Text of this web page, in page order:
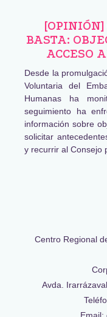
BASTA:
ACCESO
Desde la
Voluntaria del
Humanas ha
seguimiento ha
información sobre
solicitar
y recurrir al Consejo
Centro Regional
Avda.
Email: